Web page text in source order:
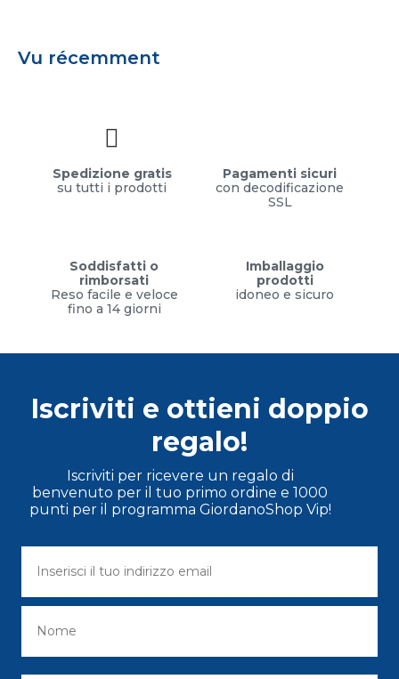
Vu récemment
Spedizione gratis
su tutti i prodotti
Pagamenti sicuri
con decodificazione
SSL
Soddisfatti o
rimborsati
Reso facile e veloce
fino a 14 giorni
Imballaggio
prodotti
idoneo e sicuro
Iscriviti e ottieni doppio
regalo!
Iscriviti per ricevere un regalo di
benvenuto per il tuo primo ordine e 1000
punti per il programma GiordanoShop Vip!